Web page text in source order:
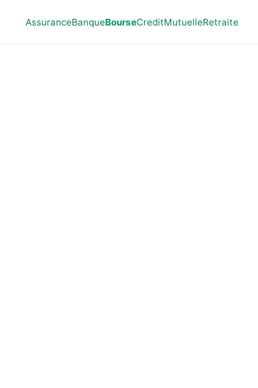
AssuranceBanqueBourseCreditMutuelleRetraite